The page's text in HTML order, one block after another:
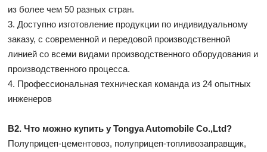
из более чем 50 разных стран.
3. Доступно изготовление продукции по индивидуальному
заказу, с современной и передовой производственной
линией со всеми видами производственного оборудования и
производственного процесса.
4. Профессиональная техническая команда из 24 опытных
инженеров
В2. Что можно купить у Tongya Automobile Co.,Ltd?
Полуприцеп-цементовоз, полуприцеп-топливозаправщик,